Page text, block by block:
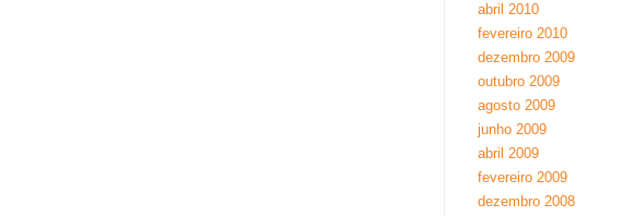
abril 2010
fevereiro 2010
dezembro 2009
outubro 2009
agosto 2009
junho 2009
abril 2009
fevereiro 2009
dezembro 2008